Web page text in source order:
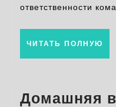
ответственности
ЧИТАТЬ ПОЛНУЮ
Домашняя